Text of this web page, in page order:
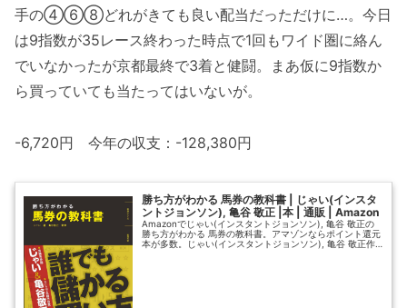
手の④⑥⑧どれがきても良い配当だっただけに…。今日
は9指数が35レース終わった時点で1回もワイド圏に絡ん
でいなかったが京都最終で3着と健闘。まあ仮に9指数か
ら買っていても当たってはいないが。
-6,720円 今年の収支：-128,380円
勝ち方がわかる 馬券の教科書 | じゃい(インスタ
ントジョンソン), 亀谷 敬正 |本 | 通販 | Amazon
Amazonでじゃい(インスタントジョンソン), 亀谷 敬正の
勝ち方がわかる 馬券の教科書。アマゾンならポイント還元
本が多数。じゃい(インスタントジョンソン), 亀谷 敬正作